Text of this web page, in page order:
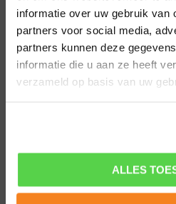
informatie over uw gebruik van
partners voor social media,
partners kunnen deze
informatie die u aan ze heeft
verzameld op basis van uw
ALLES
Gelderland
Utrecht
Overijssel
Zeeland
Amsterdam
Almere
POPULAIRE SPORTEN